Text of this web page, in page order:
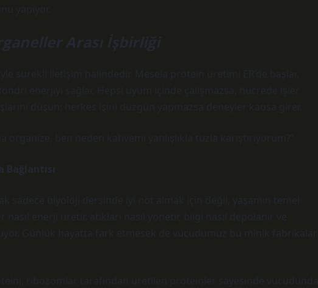
yapıyor.
Arası İşbirliği
sürekli iletişim halindedir. Mesela protein üretimi ER’de başlar,
enerjiyi sağlar. Hepsi uyum içinde çalışmazsa, hücrede işler
düşün: herkes işini düzgün yapmazsa deneyler kaosa girer.
ben neden kahvemi yanlışlıkla tuzla karıştırıyorum?”
sadece biyoloji dersinde iyi not almak için değil, yaşamın temel
enerji üretir, atıkları nasıl yönetir, bilgi nasıl depolanır ve
Günlük hayatta fark etmesek de vücudumuz bu minik fabrikalar
ribozomlar tarafından üretilen proteinler sayesinde vücudunda